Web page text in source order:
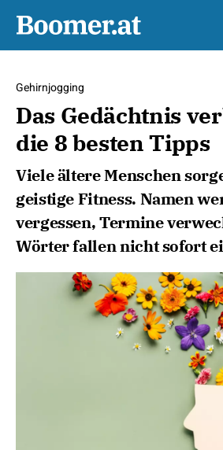
Gehirnjogging
Das Gedächtnis
die 8 besten Tipps
Viele ältere Menschen
geistige Fitness. Namen
vergessen, Termine
Wörter fallen nicht sofort